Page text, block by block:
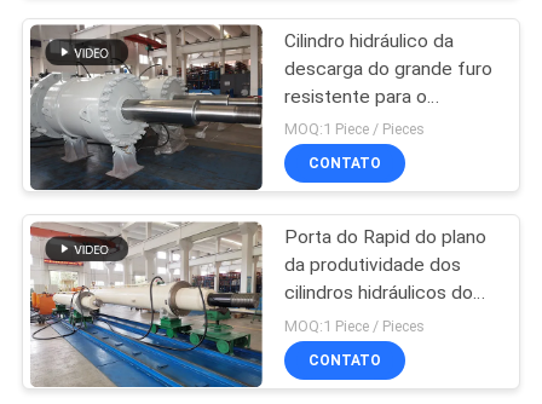
CONTACTE-
NOS
SOLICITE UM
ORÇAMENTO
MAPA
DO
SITE
Grande furo
cilindros hidráulicos
27
Cilindro hidráulico da
descarga do grande furo
resistente para o
transporte/equipamento
elétrico
MOQ:1 Piece / Pieces
CONTATO
Porta do Rapid do plano
da produtividade dos
cilindros hidráulicos do
furo da multi função
grande
MOQ:1 Piece / Pieces
CONTATO